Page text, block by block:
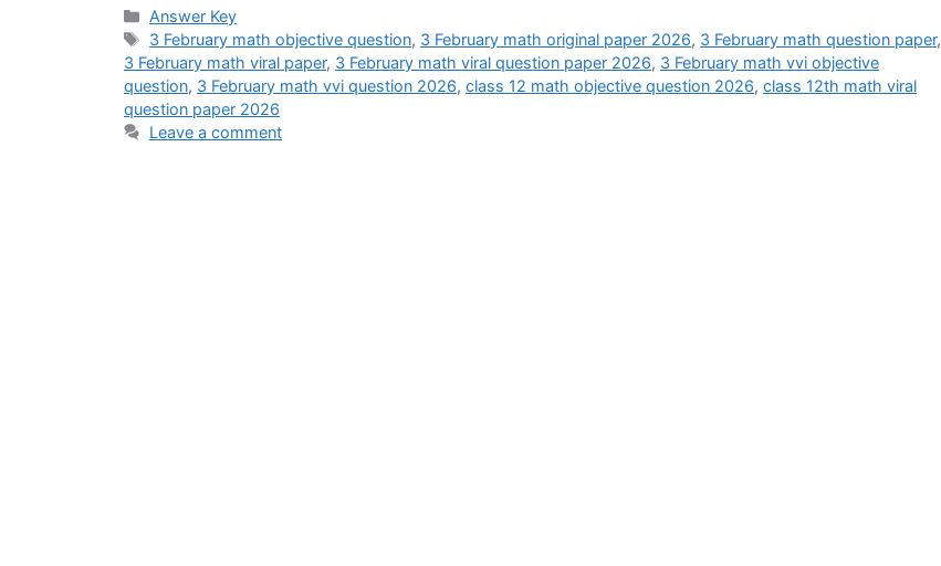
Categories
Answer Key
Tags
3 February math objective question, 3 February math original paper 2026, 3 February math question paper,
3 February math viral paper, 3 February math viral question paper 2026, 3 February math vvi objective
question, 3 February math vvi question 2026, class 12 math objective question 2026, class 12th math viral
question paper 2026
Leave a comment